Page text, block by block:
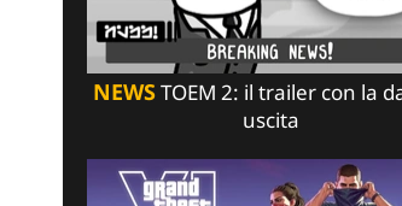
NEWSTOEM 2: il trailer con la
uscita